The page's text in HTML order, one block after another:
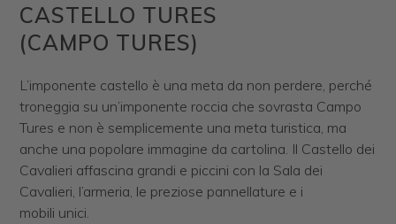
CASTELLO TURES
(CAMPO TURES)
L’imponente castello è una meta da non perdere, perché
troneggia su un’imponente roccia che sovrasta Campo
Tures e non è semplicemente una meta turistica, ma
anche una popolare immagine da cartolina. Il Castello dei
Cavalieri affascina grandi e piccini con la Sala dei
Cavalieri, l’armeria, le preziose pannellature e i
mobili unici.